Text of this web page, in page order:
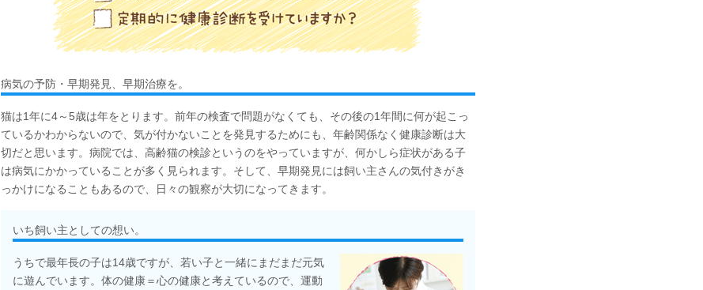
病気の予防・早期発見、早期治療を。
猫は1年に4～5歳は年をとります。前年の検査で問題がなくても、その後の1年間に何が起こっ
ているかわからないので、気が付かないことを発見するためにも、年齢関係なく健康診断は大
切だと思います。病院では、高齢猫の検診というのをやっていますが、何かしら症状がある子
は病気にかかっていることが多く見られます。そして、早期発見には飼い主さんの気付きがき
っかけになることもあるので、日々の観察が大切になってきます。
いち飼い主としての想い。
うちで最年長の子は14歳ですが、若い子と一緒にまだまだ元気
に遊んでいます。体の健康＝心の健康と考えているので、運動